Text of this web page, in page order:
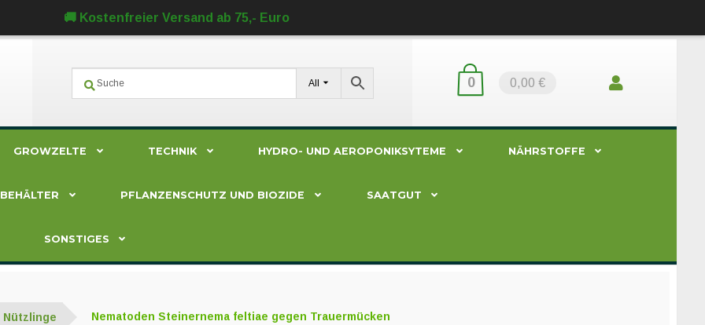
🚚 Kostenfreier Versand ab 75,- Euro
All 0 0,00 €
GROWZELTE TECHNIK HYDRO- UND AEROPONIKSYTEME NÄHRSTOFFE
PFLANZENSCHUTZ UND BIOZIDE SAATGUT
SONSTIGES
Nützlinge Nematoden Steinernema feltiae gegen Trauermücken